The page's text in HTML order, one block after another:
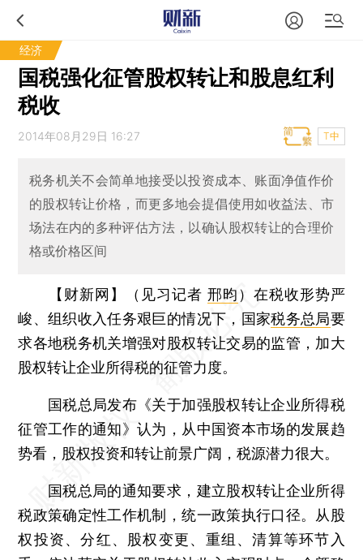
经济
国税强化征管股权转让和股息红利
税收
2014年08月29日 16:27 T中
税务机关不会简单地接受以投资成本、账面净值作价
的股权转让价格，而更多地会提倡使用如收益法、市
场法在内的多种评估方法，以确认股权转让的合理价
格或价格区间
【财新网】（见习记者 邢昀 ） 在税收形势严
峻、组织收入任务艰巨的情况下，国家税务总局要
求各地税务机关增强对股权转让交易的监管，加大
股权转让企业所得税的征管力度。
国税总局发布《关于加强股权转让企业所得税
征管工作的通知》认为，从中国资本市场的发展趋
势看，股权投资和转让前景广阔，税源潜力很大。
国税总局的通知要求，建立股权转让企业所得
税政策确定性工作机制，统一政策执行口径。从股
权投资、分红、股权变更、重组、清算等环节入